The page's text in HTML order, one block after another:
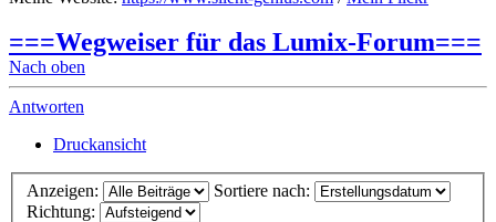
===Wegweiser für das Lumix-Forum===
Nach oben
Antworten
Druckansicht
Anzeigen:
Sortiere nach:
Richtung: